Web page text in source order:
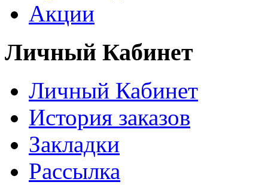
Акции
Личный Кабинет
Личный Кабинет
История заказов
Закладки
Рассылка